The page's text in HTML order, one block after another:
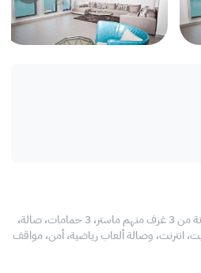
شقة مفروشة للايجار في أمواج، مكونة من 3 غرف منهم ماستر، 3 حمامات، صالة،
انترنت، وصالة ألعاب رياضية، أمن، مواقف